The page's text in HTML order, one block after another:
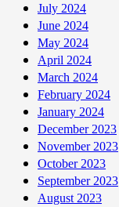
July 2024
June 2024
May 2024
April 2024
March 2024
February 2024
January 2024
December 2023
November 2023
October 2023
September 2023
August 2023